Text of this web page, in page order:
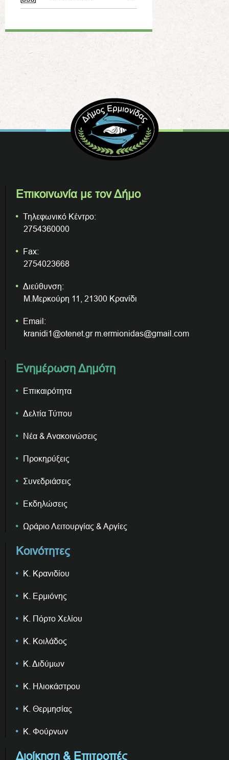
Επικοινωνία με τον Δήμο
Τηλεφωνικό Κέντρο:
2754360000
Fax:
2754023668
Διεύθυνση:
Μ.Μερκούρη 11, 21300 Κρανίδι
Email:
kranidi1@otenet.gr m.ermionidas@gmail.com
Ενημέρωση Δημότη
Επικαιρότητα
Δελτία Τύπου
Νέα & Ανακοινώσεις
Προκηρύξεις
Συνεδριάσεις
Εκδηλώσεις
Ωράριο Λειτουργίας & Αργίες
Κοινότητες
Κ. Κρανιδίου
Κ. Ερμιόνης
Κ. Πόρτο Χελίου
Κ. Κοιλάδος
Κ. Διδύμων
Κ. Ηλιοκάστρου
Κ. Θερμησίας
Κ. Φούρνων
Διοίκηση & Επιτροπές